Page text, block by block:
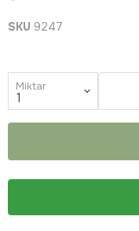
SKU 9247
Miktar